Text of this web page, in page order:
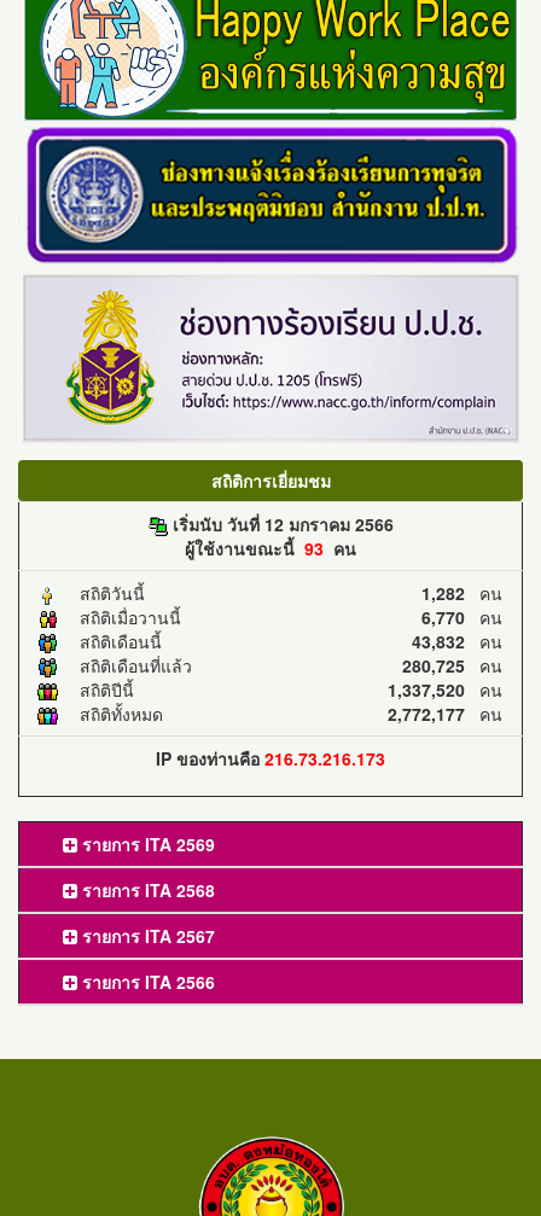
สถิติการเยี่ยมชม
เริ่มนับ วันที่ 12 มกราคม 2566
ผู้ใช้งานขณะนี้ 93 คน
สถิติวันนี้
1,282 คน
สถิติเมื่อวานนี้
6,770 คน
สถิติเดือนนี้
43,832 คน
สถิติเดือนที่แล้ว
280,725 คน
สถิติปีนี้
1,337,520 คน
สถิติทั้งหมด
2,772,177 คน
IP ของท่านคือ 216.73.216.173
รายการ ITA 2569
รายการ ITA 2568
รายการ ITA 2567
รายการ ITA 2566